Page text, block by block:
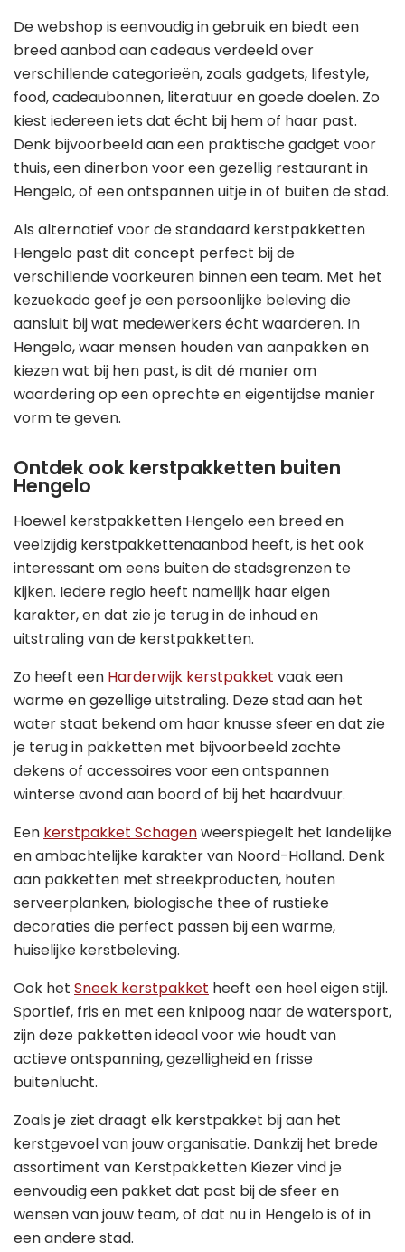
De webshop is eenvoudig in gebruik en biedt een
breed aanbod aan cadeaus verdeeld over
verschillende categorieën, zoals gadgets, lifestyle,
food, cadeaubonnen, literatuur en goede doelen. Zo
kiest iedereen iets dat écht bij hem of haar past.
Denk bijvoorbeeld aan een praktische gadget voor
thuis, een dinerbon voor een gezellig restaurant in
Hengelo, of een ontspannen uitje in of buiten de stad.
Als alternatief voor de standaard kerstpakketten
Hengelo past dit concept perfect bij de
verschillende voorkeuren binnen een team. Met het
kezuekado geef je een persoonlijke beleving die
aansluit bij wat medewerkers écht waarderen. In
Hengelo, waar mensen houden van aanpakken en
kiezen wat bij hen past, is dit dé manier om
waardering op een oprechte en eigentijdse manier
vorm te geven.
Ontdek ook kerstpakketten buiten
Hengelo
Hoewel kerstpakketten Hengelo een breed en
veelzijdig kerstpakkettenaanbod heeft, is het ook
interessant om eens buiten de stadsgrenzen te
kijken. Iedere regio heeft namelijk haar eigen
karakter, en dat zie je terug in de inhoud en
uitstraling van de kerstpakketten.
Zo heeft een Harderwijk kerstpakket vaak een
warme en gezellige uitstraling. Deze stad aan het
water staat bekend om haar knusse sfeer en dat zie
je terug in pakketten met bijvoorbeeld zachte
dekens of accessoires voor een ontspannen
winterse avond aan boord of bij het haardvuur.
Een kerstpakket Schagenweerspiegelt het landelijke
en ambachtelijke karakter van Noord-Holland. Denk
aan pakketten met streekproducten, houten
serveerplanken, biologische thee of rustieke
decoraties die perfect passen bij een warme,
huiselijke kerstbeleving.
Ook het Sneek kerstpakket heeft een heel eigen stijl.
Sportief, fris en met een knipoog naar de watersport,
zijn deze pakketten ideaal voor wie houdt van
actieve ontspanning, gezelligheid en frisse
buitenlucht.
Zoals je ziet draagt elk kerstpakket bij aan het
kerstgevoel van jouw organisatie. Dankzij het brede
assortiment van Kerstpakketten Kiezer vind je
eenvoudig een pakket dat past bij de sfeer en
wensen van jouw team, of dat nu in Hengelo is of in
een andere stad.